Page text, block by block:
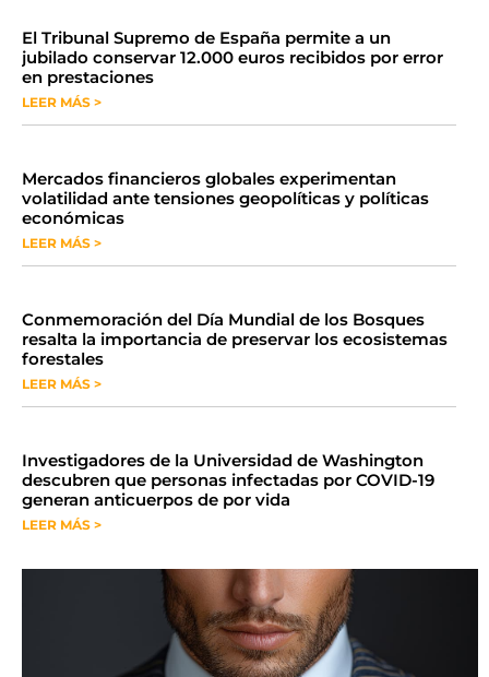
​El Tribunal Supremo de España permite a un
jubilado conservar 12.000 euros recibidos por error
en prestaciones
LEER MÁS >
Mercados financieros globales experimentan
volatilidad ante tensiones geopolíticas y políticas
económicas
LEER MÁS >
Conmemoración del Día Mundial de los Bosques
resalta la importancia de preservar los ecosistemas
forestales
LEER MÁS >
Investigadores de la Universidad de Washington
descubren que personas infectadas por COVID-19
generan anticuerpos de por vida
LEER MÁS >